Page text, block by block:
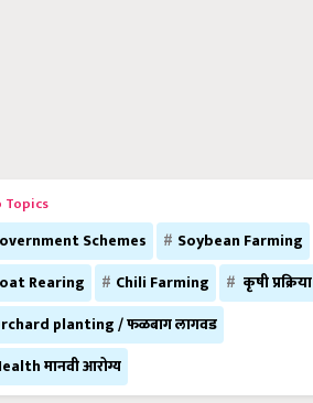
Topics
Schemes
Soybean Farming
Rearing
Chili Farming
कृषी प्रक्रिया
planting / फळबाग लागवड
मानवी आरोग्य